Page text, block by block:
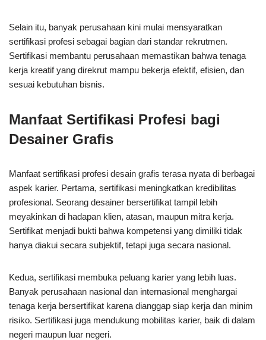
Selain itu, banyak perusahaan kini mulai mensyaratkan
sertifikasi profesi sebagai bagian dari standar rekrutmen.
Sertifikasi membantu perusahaan memastikan bahwa tenaga
kerja kreatif yang direkrut mampu bekerja efektif, efisien, dan
sesuai kebutuhan bisnis.
Manfaat Sertifikasi Profesi bagi
Desainer Grafis
Manfaat sertifikasi profesi desain grafis terasa nyata di berbagai
aspek karier. Pertama, sertifikasi meningkatkan kredibilitas
profesional. Seorang desainer bersertifikat tampil lebih
meyakinkan di hadapan klien, atasan, maupun mitra kerja.
Sertifikat menjadi bukti bahwa kompetensi yang dimiliki tidak
hanya diakui secara subjektif, tetapi juga secara nasional.
Kedua, sertifikasi membuka peluang karier yang lebih luas.
Banyak perusahaan nasional dan internasional menghargai
tenaga kerja bersertifikat karena dianggap siap kerja dan minim
risiko. Sertifikasi juga mendukung mobilitas karier, baik di dalam
negeri maupun luar negeri.